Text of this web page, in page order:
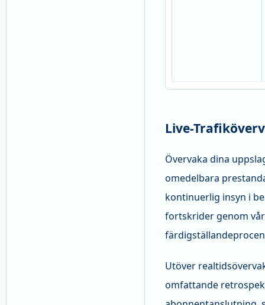
Live-
Övervaka dina
omedelbara
kontinuerlig insyn i
fortskrider genom
Utöver
omfattande